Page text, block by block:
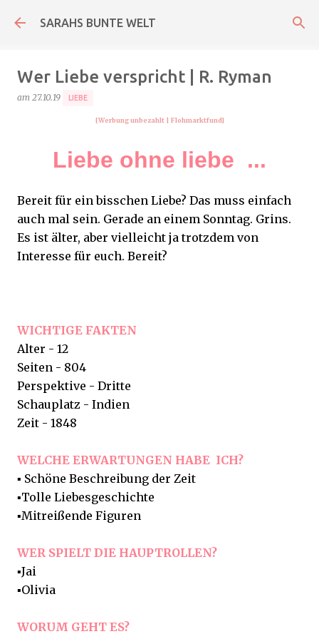
Direkt zum Hauptbereich
SARAHS BUNTE WELT
Wer Liebe verspricht | R. Ryman
am 27.10.19 LIEBE
[Werbung unbezahlt | Flohmarktfund]
Liebe ohne liebe ...
Bereit für ein bisschen Liebe? Das muss einfach
auch mal sein. Gerade an einem Sonntag. Grins.
Es ist älter, aber vielleicht ja trotzdem von
Interesse für euch. Bereit?
WICHTIGE FAKTEN
Alter - 12
Seiten - 804
Perspektive - Dritte
Schauplatz - Indien
Zeit - 1848
WELCHE ERWARTUNGEN HABE ICH?
▪️ Schöne Beschreibung der Zeit
▪️Tolle Liebesgeschichte
▪️Mitreißende Figuren
WER SPIELT DIE HAUPTROLLEN?
▪️Jai
▪️Olivia
WORUM GEHT ES?